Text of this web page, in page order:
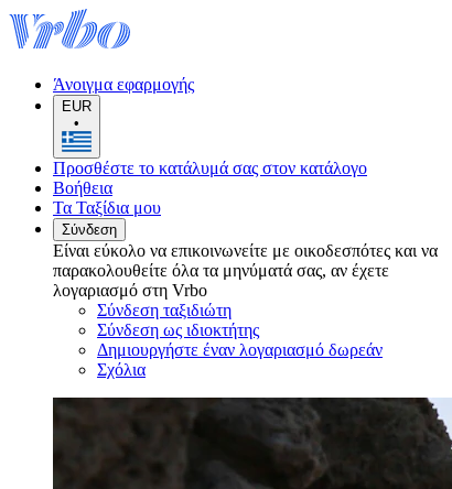
Άνοιγμα εφαρμογής
EUR
•
Προσθέστε το κατάλυμά σας στον κατάλογο
Βοήθεια
Τα Ταξίδια μου
Σύνδεση
Είναι εύκολο να επικοινωνείτε με οικοδεσπότες και να
παρακολουθείτε όλα τα μηνύματά σας, αν έχετε
λογαριασμό στη Vrbo
Σύνδεση ταξιδιώτη
Σύνδεση ως ιδιοκτήτης
Δημιουργήστε έναν λογαριασμό δωρεάν
Σχόλια